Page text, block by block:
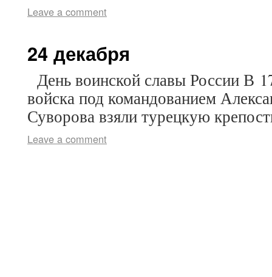
Leave a comment
24 декабря
День воинской славы России В
войска под командованием
Суворова взяли турецкую
Leave a comment